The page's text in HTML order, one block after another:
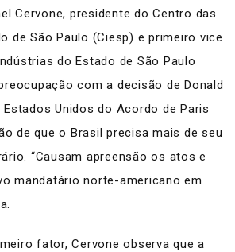
Cervone, presidente do Centro das
de São Paulo (Ciesp) e primeiro vice
do Estado de São Paulo
com a decisão de Donald
Unidos do Acordo de Paris
de que o Brasil precisa mais de seu
“Causam apreensão os atos e
mandatário norte-americano em
fator, Cervone observa que a